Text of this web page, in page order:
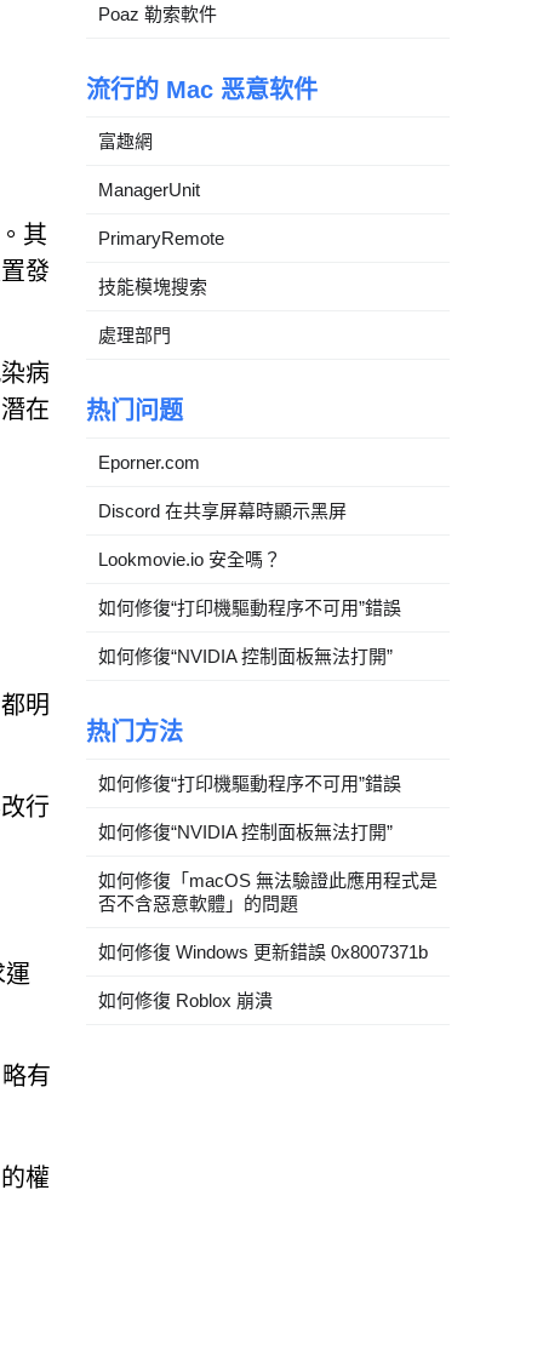
其
發
病
在
明
行
運
有
權
Poaz 勒索軟件
流行的 Mac 恶意软件
富趣網
ManagerUnit
PrimaryRemote
技能模塊搜索
處理部門
热门问题
Eporner.com
Discord 在共享屏幕時顯示黑屏
Lookmovie.io 安全嗎？
如何修復“打印機驅動程序不可用”錯誤
如何修復“NVIDIA 控制面板無法打開”
热门方法
如何修復“打印機驅動程序不可用”錯誤
如何修復“NVIDIA 控制面板無法打開”
如何修復「macOS 無法驗證此應用程式是
否不含惡意軟體」的問題
如何修復 Windows 更新錯誤 0x8007371b
如何修復 Roblox 崩潰